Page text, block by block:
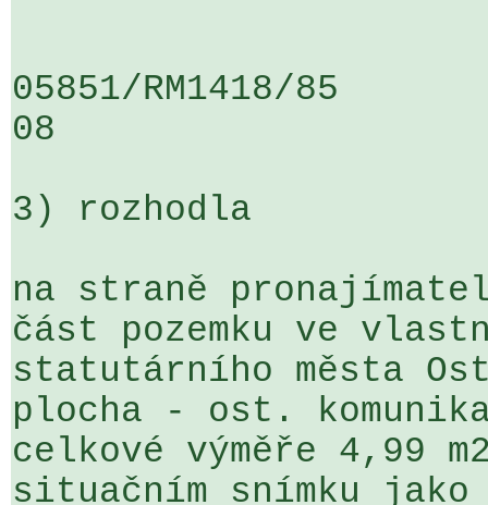
05851/RM1418/
08
3) rozhodla
na straně
část pozemku ve
statutárního města
plocha - ost.
celkové výměře 4,99
situačním snímku